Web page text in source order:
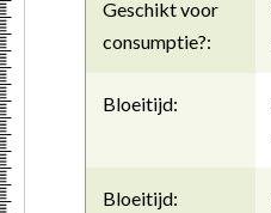
Geschikt voor
consumptie?:
Bloeitijd:
Bloeitijd: